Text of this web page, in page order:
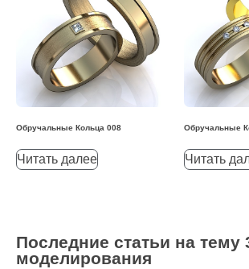
Обручальные Кольца 008
Читать далее
Обручальные
Читать
Последние статьи на тему
моделирования